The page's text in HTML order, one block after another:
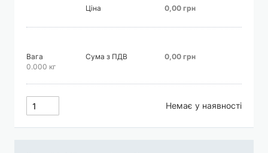
Ціна 0,00 грн
Вага
0.000 кг
Сума з ПДВ 0,00 грн
Немає у наявності